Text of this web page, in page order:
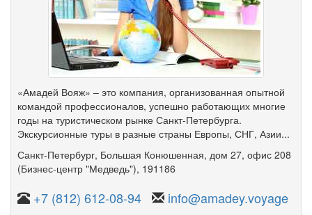
«Амадей Вояж» – это компания, организованная опытной
командой профессионалов, успешно работающих многие
годы на туристическом рынке Санкт-Петербурга.
Экскурсионные туры в разные страны Европы, СНГ, Азии...
Санкт-Петербург, Большая Конюшенная, дом 27, офис 208
(Бизнес-центр "Медведь"), 191186
+7 (812) 612-08-94 info@amadey.voyage